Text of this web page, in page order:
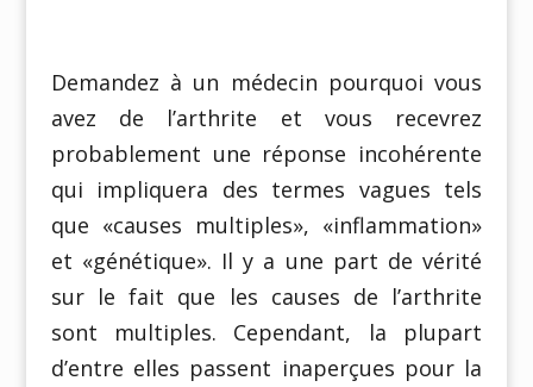
Demandez à un médecin pourquoi vous
avez de l’arthrite et vous recevrez
probablement une réponse incohérente
qui impliquera des termes vagues tels
que «causes multiples», «inflammation»
et «génétique». Il y a une part de vérité
sur le fait que les causes de l’arthrite
sont multiples. Cependant, la plupart
d’entre elles passent inaperçues pour la